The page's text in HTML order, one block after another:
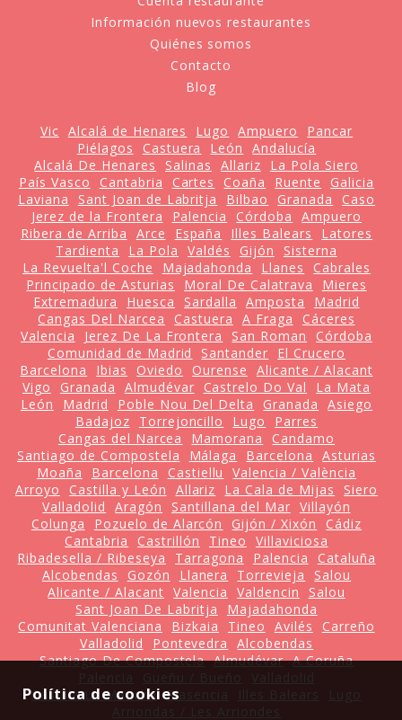
Información nuevos restaurantes
Quiénes somos
Contacto
Blog
Vic Alcalá de Henares Lugo Ampuero
Pancar
Piélagos
Castuera León
Andalucía
Alcalá De Henares
Salinas Allariz
La Pola Siero
País Vasco
Cantabria Cartes Coaña Ruente
Galicia
Laviana
Sant Joan de Labritja Bilbao Granada
Caso
Jerez de la Frontera
Palencia Córdoba
Ampuero
Ribera de Arriba
Arce España Illes Balears
Latores
Tardienta
La Pola Valdés Gijón
Sisterna
La Revuelta'l Coche
Majadahonda Llanes
Cabrales
Principado de Asturias
Moral De Calatrava
Mieres
Extremadura
Huesca Sardalla Amposta
Madrid
Cangas Del Narcea
Castuera A Fraga
Cáceres
Valencia
Jerez De La Frontera San Roman
Córdoba
Comunidad de Madrid
Santander
El Crucero
Barcelona
Ibias Oviedo Ourense
Alicante / Alacant
Vigo
Granada Almudévar Castrelo Do Val
La Mata
León
Madrid Poble Nou Del Delta Granada
Asiego
Badajoz
Torrejoncillo Lugo
Parres
Cangas del Narcea
Mamorana
Candamo
Santiago de Compostela
Málaga Barcelona
Asturias
Moaña
Barcelona Castiellu
Valencia / València
Arroyo
Castilla y León Allariz La Cala de Mijas
Siero
Valladolid
Aragón Santillana del Mar Villayón
Colunga
Pozuelo de Alarcón Gijón / Xixón
Cádiz
Cantabria
Castrillón Tineo
Villaviciosa
Ribadesella / Ribeseya
Tarragona Palencia
Cataluña
Alcobendas
Gozón Llanera Torrevieja
Salou
Alicante / Alacant Valencia Valdencin
Salou
Sant Joan De Labritja
Majadahonda
Comunitat Valenciana
Bizkaia Tineo Avilés
Carreño
Valladolid
Pontevedra
Alcobendas
Santiago De Compostela Almudévar A Coruña
Castilla La Mancha Plasencia
Política de cookies